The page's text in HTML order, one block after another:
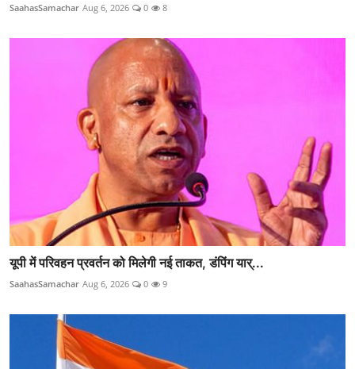
SaahasSamachar Aug 6, 2026 0 8
यूपी में परिवहन प्रवर्तन को मिलेगी नई ताकत, डंपिंग यार्...
SaahasSamachar Aug 6, 2026 0 9